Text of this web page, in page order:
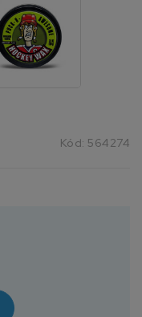
Kód: 564274